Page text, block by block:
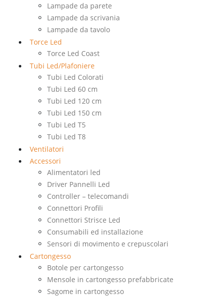
Lampade da parete
Lampade da scrivania
Lampade da tavolo
Torce Led
Torce Led Coast
Tubi Led/Plafoniere
Tubi Led Colorati
Tubi Led 60 cm
Tubi Led 120 cm
Tubi Led 150 cm
Tubi Led T5
Tubi Led T8
Ventilatori
Accessori
Alimentatori led
Driver Pannelli Led
Controller – telecomandi
Connettori Profili
Connettori Strisce Led
Consumabili ed installazione
Sensori di movimento e crepuscolari
Cartongesso
Botole per cartongesso
Mensole in cartongesso prefabbricate
Sagome in cartongesso